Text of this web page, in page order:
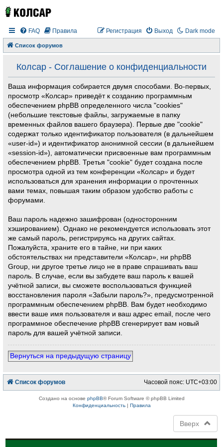
Dark mode
FAQ Правила Выход
Регистрация
Список форумов
Колсар - Соглашение о конфиденциальности
Ваша информация собирается двумя способами. Во-первых,
просмотр «Колсар» приведёт к созданию программным
обеспечением phpBB определенного числа "cookies"
(небольшие текстовые файлы, загружаемые в папку
временных файлов вашего браузера). Первые две "cookie"
содержат только идентификатор пользователя (в дальнейшем
«user-id») и идентификатор анонимной сессии (в дальнейшем
«session-id»), автоматически присвоенные вам программным
обеспечением phpBB. Третья "cookie" будет создана после
просмотра одной из тем конференции «Колсар» и будет
использоваться для хранения информации о прочтенных
вами темах, повышая таким образом удобство работы с
форумами.
Ваш пароль надежно зашифрован (односторонним
хэшированием). Однако не рекомендуется использовать этот
же самый пароль, регистрируясь на других сайтах.
Пожалуйста, храните его в тайне, ни при каких
обстоятельствах ни представители «Колсар», ни phpBB
Group, ни другое третье лицо не в праве спрашивать ваш
пароль. В случае, если вы забудете ваш пароль к вашей
учётной записи, вы сможете воспользоваться функцией
восстановления пароля «Забыли пароль?», предусмотренной
программным обеспечением phpBB. Вам будет необходимо
ввести ваше имя пользователя и ваш адрес email, после чего
программное обеспечение phpBB сгенерирует вам новый
пароль для вашей учётной записи.
Вернуться на предыдущую страницу
Список форумов Часовой пояс: UTC+03:00
Создано на основе phpBB® Forum Software © phpBB Limited
Конфиденциальность| Правила
Вверх